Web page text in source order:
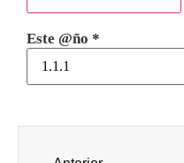
Este @ño *